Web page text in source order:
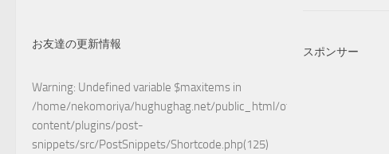
お友達の更新情報
Warning: Undefined variable $maxitems in
/home/nekomoriya/hughughag.net/public_html/otake/wp-
content/plugins/post-
snippets/src/PostSnippets/Shortcode.php(125)
スポンサー